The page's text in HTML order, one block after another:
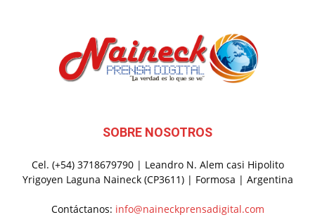
SOBRE NOSOTROS
Cel. (+54) 3718679790 | Leandro N. Alem casi Hipolito
Yrigoyen Laguna Naineck (CP3611) | Formosa | Argentina
Contáctanos: info@naineckprensadigital.com